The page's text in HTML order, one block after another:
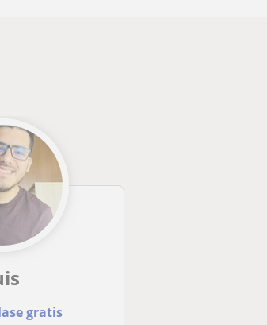
gratis